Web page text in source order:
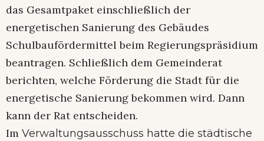
das Gesamtpaket einschließlich der
energetischen Sanierung des Gebäudes
Schulbaufördermittel beim Regierungspräsidium
beantragen. Schließlich dem Gemeinderat
berichten, welche Förderung die Stadt für die
energetische Sanierung bekommen wird. Dann
kann der Rat entscheiden.
Im Verwaltungsausschuss hatte die städtische